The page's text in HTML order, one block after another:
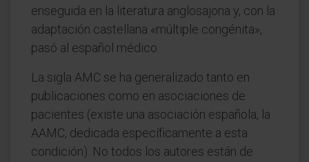
enseguida en la literatura anglosajona y, con la
adaptación castellana «múltiple congénita»,
pasó al español médico.
La sigla AMC se ha generalizado tanto en
publicaciones como en asociaciones de
pacientes (existe una asociación española, la
AAMC, dedicada específicamente a esta
condición). No todos los autores están de